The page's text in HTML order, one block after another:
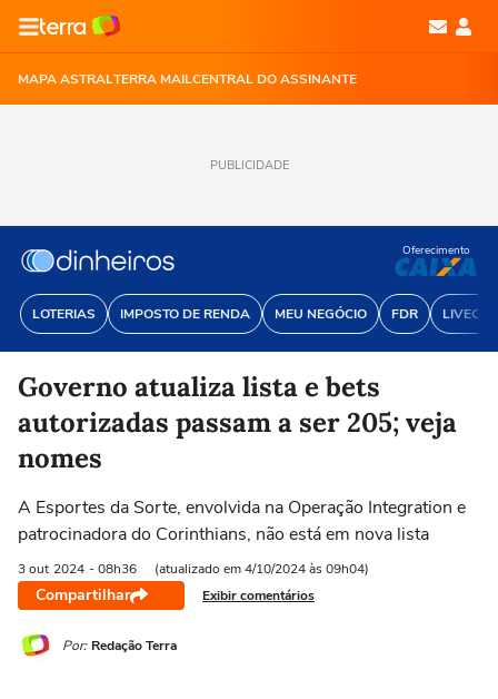
MAPA ASTRALTERRA MAILCENTRAL DO ASSINANTE
PUBLICIDADE
LOTERIAS IMPOSTO DE RENDA MEU NEGÓCIO FDR
Oferecimento
Governo atualiza lista e bets
autorizadas passam a ser 205; veja
nomes
A Esportes da Sorte, envolvida na Operação Integration e
patrocinadora do Corinthians, não está em nova lista
3 out 2024 - 08h36 (atualizado em 4/10/2024 às 09h04)
Compartilhar Exibir comentários
Por: Redação Terra